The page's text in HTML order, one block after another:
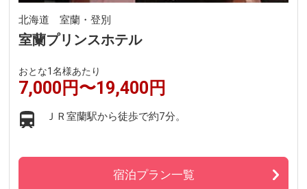
北海道 室蘭・登別
室蘭プリンスホテル
おとな1名様あたり
7,000円〜19,400円
ＪＲ室蘭駅から徒歩で約7分。
宿泊プラン一覧